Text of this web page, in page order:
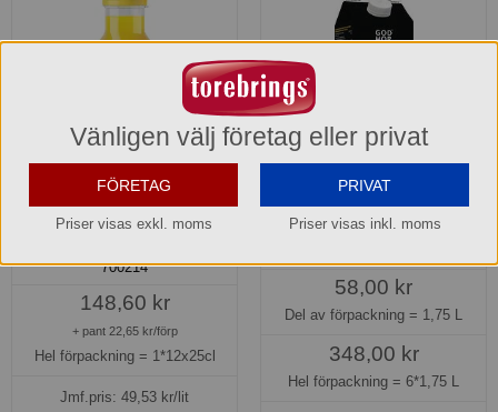
Apelsinjuice flaska 250 ml
Bravo
700214
148,60 kr
+ pant 22,65 kr/förp
Hel förpackning = 1*12x25cl
Jmf.pris: 49,53 kr/lit
Apelsinjuice God Morgon®
58,00 kr
Del av förpackning = 1,75 L
348,00 kr
Hel förpackning = 6*1,75 L
Vänligen välj företag eller privat
FÖRETAG
Priser visas exkl. moms
PRIVAT
Priser visas inkl. moms